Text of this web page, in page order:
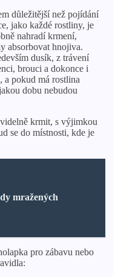
důležitější než pojídání
jako každé rostliny, je
nahradí krmení,
absorbovat hnojiva.
dusík, z trávení
brouci a dokonce i
a pokud má rostlina
dobu nebudou
krmit, s výjimkou
se do místnosti, kde je
mražených
pro zábavu nebo